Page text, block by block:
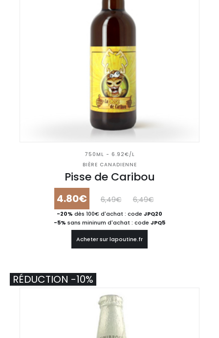
750ML - 6.92€/L
BIÈRE CANADIENNE
Pisse de Caribou
4.80€ 6,49€ 6,49€
-20% dès 100€ d'achat : code JPQ20
-5% sans mininum d'achat : code JPQ5
Acheter sur lapoutine.fr
RÉDUCTION -10%